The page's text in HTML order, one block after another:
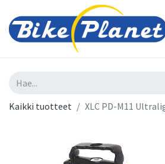
Kaikki tuotteet XLC PD-M11